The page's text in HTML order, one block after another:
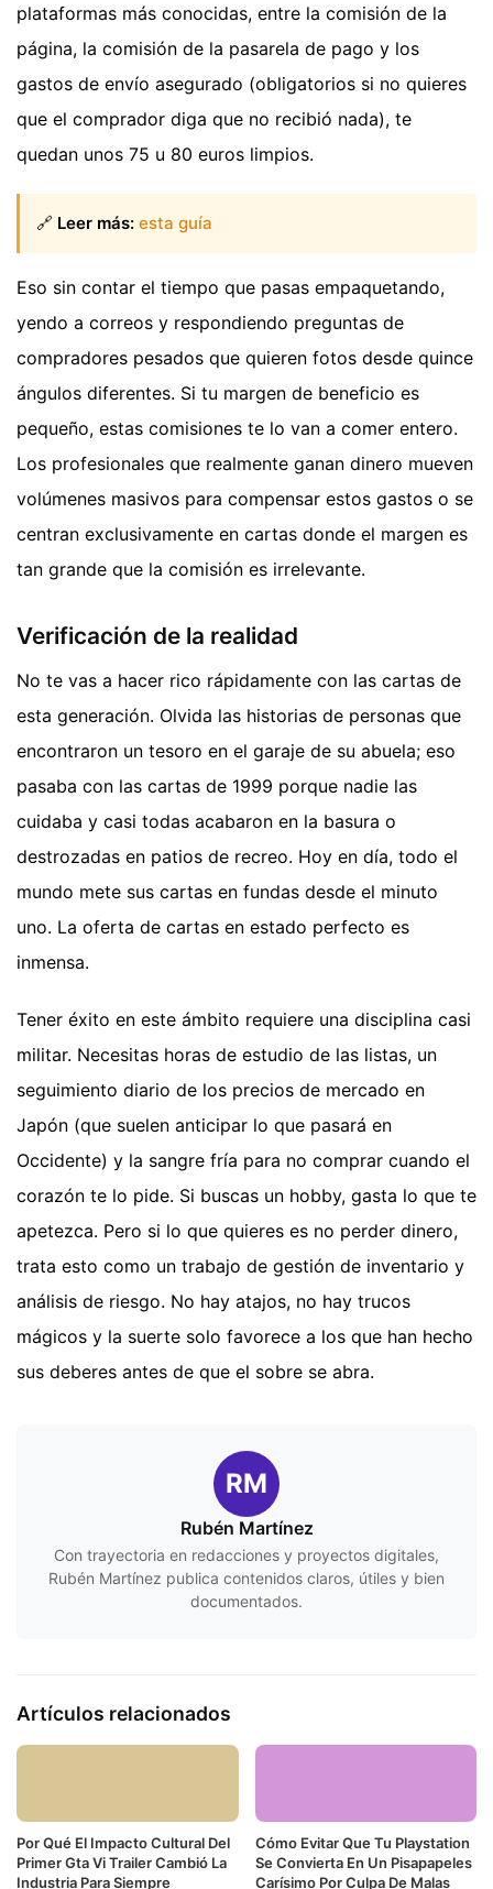
plataformas más conocidas, entre la comisión de la
página, la comisión de la pasarela de pago y los
gastos de envío asegurado (obligatorios si no quieres
que el comprador diga que no recibió nada), te
quedan unos 75 u 80 euros limpios.
🔗 Leer más: esta guía
Eso sin contar el tiempo que pasas empaquetando,
yendo a correos y respondiendo preguntas de
compradores pesados que quieren fotos desde quince
ángulos diferentes. Si tu margen de beneficio es
pequeño, estas comisiones te lo van a comer entero.
Los profesionales que realmente ganan dinero mueven
volúmenes masivos para compensar estos gastos o se
centran exclusivamente en cartas donde el margen es
tan grande que la comisión es irrelevante.
Verificación de la realidad
No te vas a hacer rico rápidamente con las cartas de
esta generación. Olvida las historias de personas que
encontraron un tesoro en el garaje de su abuela; eso
pasaba con las cartas de 1999 porque nadie las
cuidaba y casi todas acabaron en la basura o
destrozadas en patios de recreo. Hoy en día, todo el
mundo mete sus cartas en fundas desde el minuto
uno. La oferta de cartas en estado perfecto es
inmensa.
Tener éxito en este ámbito requiere una disciplina casi
militar. Necesitas horas de estudio de las listas, un
seguimiento diario de los precios de mercado en
Japón (que suelen anticipar lo que pasará en
Occidente) y la sangre fría para no comprar cuando el
corazón te lo pide. Si buscas un hobby, gasta lo que te
apetezca. Pero si lo que quieres es no perder dinero,
trata esto como un trabajo de gestión de inventario y
análisis de riesgo. No hay atajos, no hay trucos
mágicos y la suerte solo favorece a los que han hecho
sus deberes antes de que el sobre se abra.
RM
Rubén Martínez
Con trayectoria en redacciones y proyectos digitales,
Rubén Martínez publica contenidos claros, útiles y bien
documentados.
Artículos relacionados
Por Qué El Impacto Cultural Del
Primer Gta Vi Trailer Cambió La
Industria Para Siempre
Cómo Evitar Que Tu Playstation
Se Convierta En Un Pisapapeles
Carísimo Por Culpa De Malas